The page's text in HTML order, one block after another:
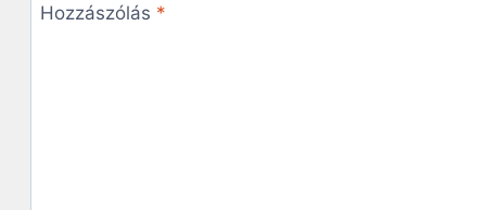
Hozzászólás *